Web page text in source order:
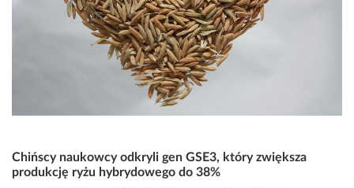
Chińscy naukowcy odkryli gen GSE3, który zwiększa
produkcję ryżu hybrydowego do 38%